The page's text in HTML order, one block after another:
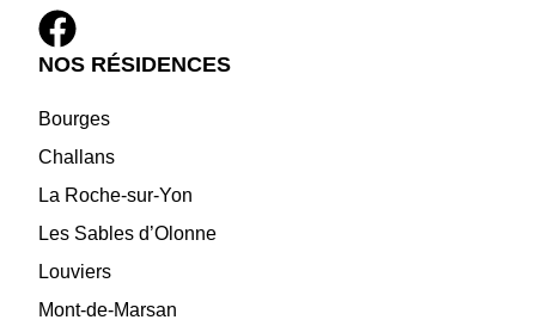
NOS RÉSIDENCES
Bourges
Challans
La Roche-sur-Yon
Les Sables d’Olonne
Louviers
Mont-de-Marsan